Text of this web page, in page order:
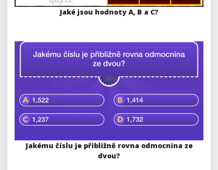
Jaké jsou hodnoty A, B a C?
Jakému číslu je přibližně rovna odmocnina ze
dvou?